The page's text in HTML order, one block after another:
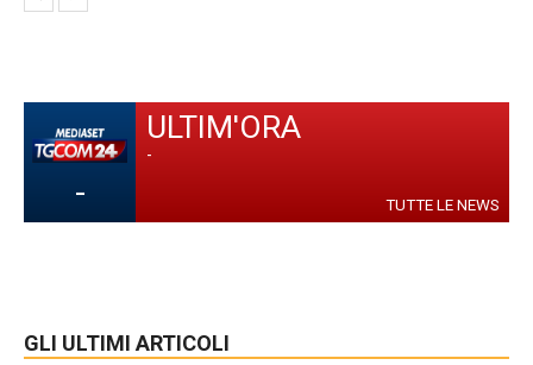
-
ULTIM'ORA
-
TUTTE LE NEWS
GLI ULTIMI ARTICOLI